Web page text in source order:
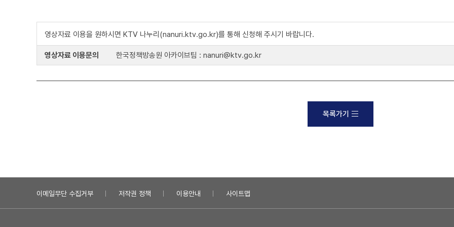
영상자료 이용을 원하시면 KTV 나누리(nanuri.ktv.go.kr)를 통해 신청해 주시기 바랍니다.
영상자료 이용문의 한국정책방송원 아카이브팀 : nanuri@ktv.go.kr
목록가기
이메일무단 수집거부 저작권 정책 이용안내 사이트맵